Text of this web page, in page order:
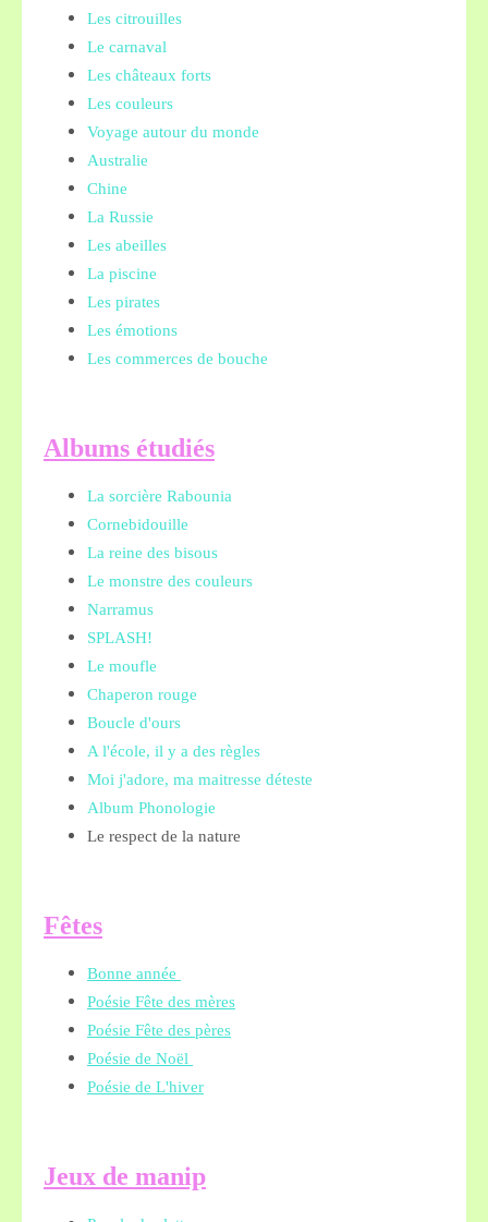
Les citrouilles
Le carnaval
Les châteaux forts
Les couleurs
Voyage autour du monde
Australie
Chine
La Russie
Les abeilles
La piscine
Les pirates
Les émotions
Les commerces de bouche
Albums étudiés
La sorcière Rabounia
Cornebidouille
La reine des bisous
Le monstre des couleurs
Narramus
SPLASH!
Le moufle
Chaperon rouge
Boucle d'ours
A l'école, il y a des règles
Moi j'adore, ma maitresse déteste
Album Phonologie
Le respect de la nature
Fêtes
Bonne année
Poésie Fête des mères
Poésie Fête des pères
Poésie de Noël
Poésie de L'hiver
Jeux de manip